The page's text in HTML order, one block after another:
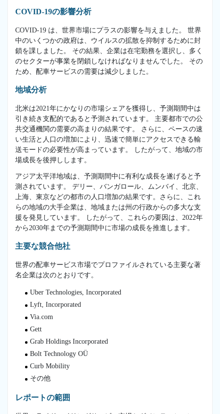
COVID-19の影響分析
COVID-19 は、世界市場にプラスの影響を与えました。 世界
中のいくつかの政府は、ウイルスの拡散を抑制するために封
鎖を課しました。 その結果、企業は在宅勤務を選択し、多く
のセクターが事業を閉鎖しなければなりませんでした。 その
ため、配車サービスの需要は減少しました。
地域分析
北米は2021年にかなりの市場シェアを獲得し、予測期間中は
引き続き支配的であると予測されています。 主要都市での公
共交通機関の需要の高まりの結果です。 さらに、ペースの速
い生活と人口の増加により、迅速で簡単にアクセスできる輸
送モードの必要性が高まっています。 したがって、地域の市
場成長を後押しします。
アジア太平洋地域は、予測期間中に有利な成長を遂げると予
測されています。 デリー、バンガロール、ムンバイ、北京、
上海、東京などの都市の人口増加の結果です。さらに、これ
らの地域の大手企業は、地域または州の行政からの多大な支
援を発見しています。 したがって、これらの要因は、2022年
から2030年までの予測期間中に市場の成長を推進します。
主要な競合他社
世界の配車サービス市場でプロファイルされている主要な著
名企業は次のとおりです。
Uber Technologies, Incorporated
Lyft, Incorporated
Via.com
Gett
Grab Holdings Incorporated
Bolt Technology OÜ
Curb Mobility
その他
レポートの範囲